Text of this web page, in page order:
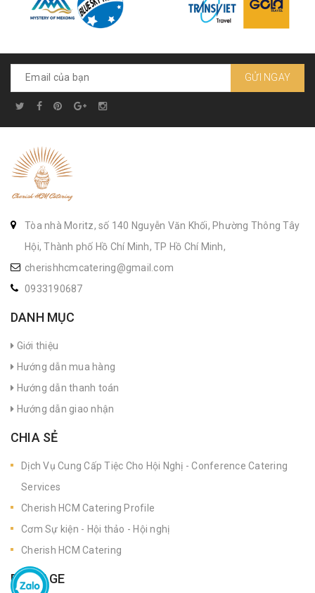
GỬI NGAY
Tòa nhà Moritz, số 140 Nguyễn Văn Khối, Phường Thông Tây
Hội, Thành phố Hồ Chí Minh, TP Hồ Chí Minh,
cherishhcmcatering@gmail.com
0933190687
DANH MỤC
Giới thiệu
Hướng dẫn mua hàng
Hướng dẫn thanh toán
Hướng dẫn giao nhận
CHIA SẺ
Dịch Vụ Cung Cấp Tiệc Cho Hội Nghị - Conference Catering
Services
Cherish HCM Catering Profile
Cơm Sự kiện - Hội thảo - Hội nghị
Cherish HCM Catering
FANPAGE